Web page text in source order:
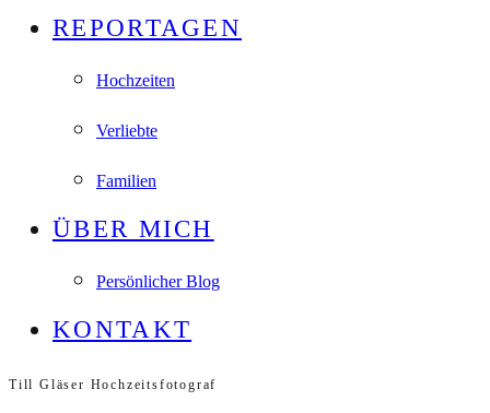
REPORTAGEN
Hochzeiten
Verliebte
Familien
ÜBER MICH
Persönlicher Blog
KONTAKT
Till Gläser Hochzeitsfotograf